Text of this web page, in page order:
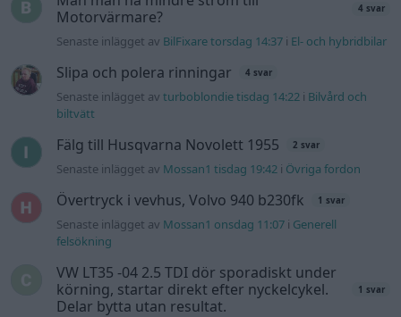
Motorvärmare?
4 svar
Senaste inlägget av BilFixare torsdag 14:37 i El- och hybridbilar
Slipa och polera rinningar 4 svar
Senaste inlägget avturboblondie tisdag 14:22 i Bilvård och
biltvätt
Fälg till Husqvarna Novolett 1955 2 svar
Senaste inlägget av Mossan1 tisdag 19:42 i Övriga fordon
Övertryck i vevhus, Volvo 940 b230fk 1 svar
Senaste inlägget av Mossan1 onsdag 11:07 i Generell
felsökning
VW LT35 -04 2.5 TDI dör sporadiskt under
körning, startar direkt efter nyckelcykel.
Delar bytta utan resultat.
1 svar